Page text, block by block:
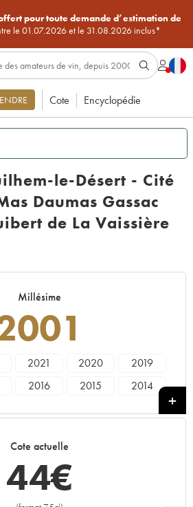
pour toute demande d’estimation de
le 01.07.2026 et le 31.08.2026 inclus*
Cote Encyclopédie
le-Désert - Cité
Daumas Gassac
de La Vaissière
Millésime
2021 2020
2019
2016 2015
2014
2001
1996
Cote actuelle
44€